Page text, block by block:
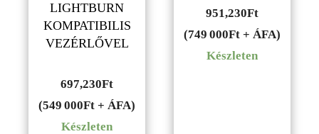
LIGHTBURN
KOMPATIBILIS
VEZÉRLŐVEL
697,230Ft
(549 000Ft + ÁFA)
Készleten
951,230Ft
(749 000Ft + ÁFA)
Készleten